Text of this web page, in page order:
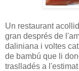
Un restaurant
gran després de
daliniana i voltes
de bambú que li
traslladés a